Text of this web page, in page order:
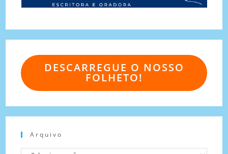
DESCARREGUE O NOSSO
FOLHETO!
Arquivo